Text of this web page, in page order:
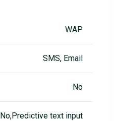
WAP
SMS, Email
No
No,Predictive text input